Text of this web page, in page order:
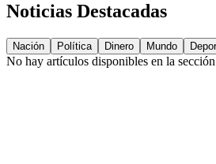
Noticias Destacadas
Nación Política Dinero Mundo
No hay artículos disponibles en la sección